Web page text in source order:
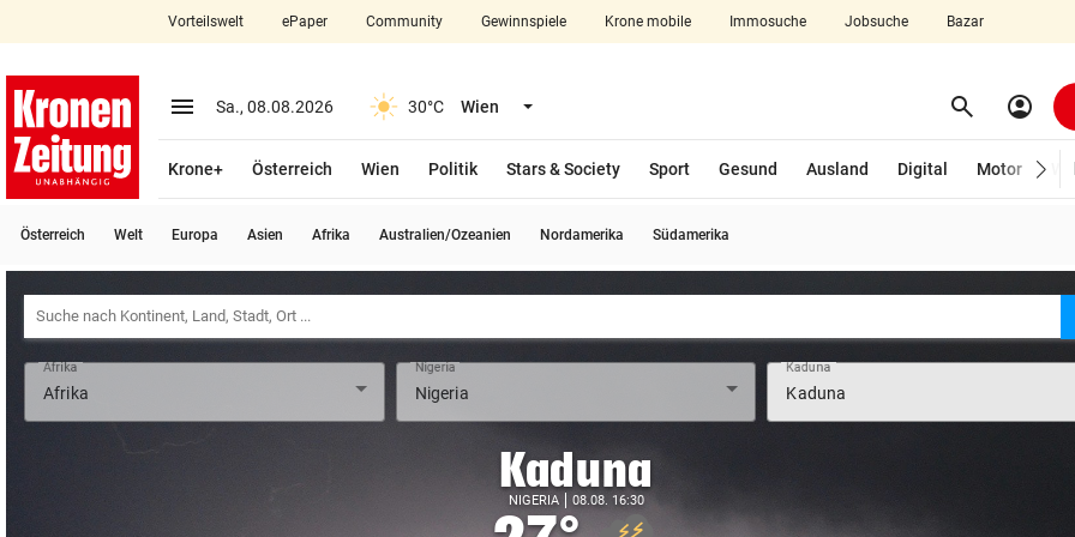
closeSchließen
account_circle Anmelden
arrow_right
bookmark Merkliste
search
Suchbegriff
eingeben
Vorteilswelt ePaper Community Gewinnspiele Krone mobile Immosuche Jobsuche Bazar
menu Menü aufklappen
Sa., 08.08.2026 30°C Wien Menü aufklappen search Suchen
account_circle
Krone+ Österreich Wien Politik Stars & Society Sport Gesund Ausland Digital Motor
Österreich Welt Europa Asien Afrika Australien/Ozeanien Nordamerika Südamerika
Afrika Nigeria Kaduna
Kaduna
NIGERIA 08.08. 16:30